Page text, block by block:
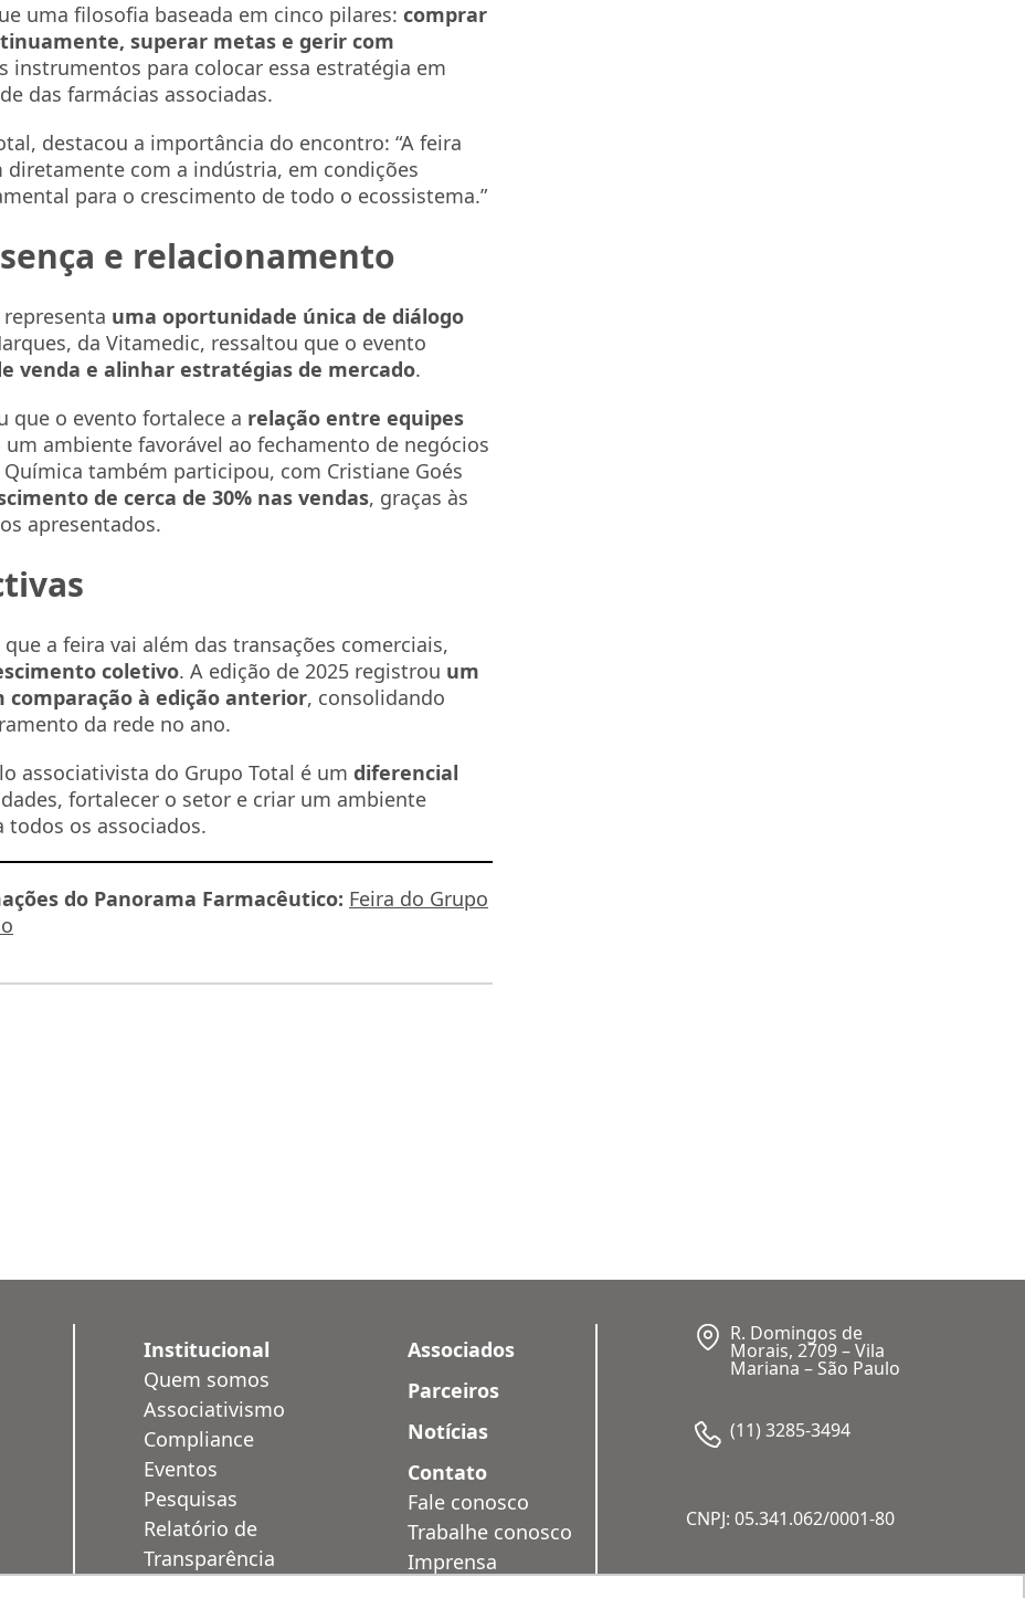
uma filosofia baseada em cinco pilares: comprar
superar metas e gerir com
instrumentos para colocar essa estratégia em
das farmácias associadas.
destacou a importância do encontro: “A feira
com a indústria, em condições
para o crescimento de todo o ecossistema.”
e relacionamento
uma oportunidade única de diálogo
da Vitamedic, ressaltou que o evento
venda e alinhar estratégias de mercado.
que o evento fortalece a relação entre equipes
ambiente favorável ao fechamento de negócios
também participou, com Cristiane Goés
de cerca de 30% nas vendas, graças às
apresentados.
a feira vai além das transações comerciais,
coletivo. A edição de 2025 registrou um
comparação à edição anterior, consolidando
da rede no ano.
associativista do Grupo Total é um diferencial
fortalecer o setor e criar um ambiente
os associados.
do Panorama Farmacêutico: Feira do Grupo
Institucional
Quem somos
Associativismo
Compliance
Eventos
Pesquisas
Relatório de
Transparência
Associados
Parceiros
Notícias
Contato
Fale conosco
Trabalhe conosco
Imprensa
R. Domingos de
Morais, 2709 – Vila
Mariana – São Paulo
(11) 3285-3494
CNPJ: 05.341.062/0001-80